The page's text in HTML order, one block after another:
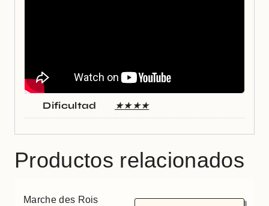
Dificultad ★★★★
Productos relacionados
Marche des Rois